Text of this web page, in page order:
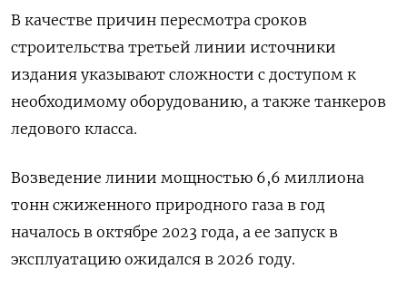
В качестве причин пересмотра сроков
строительства третьей линии источники
издания указывают сложности с доступом к
необходимому оборудованию, а также танкеров
ледового класса.
Возведение линии мощностью 6,6 миллиона
тонн сжиженного природного газа в год
началось в октябре 2023 года, а ее запуск в
эксплуатацию ожидался в 2026 году.